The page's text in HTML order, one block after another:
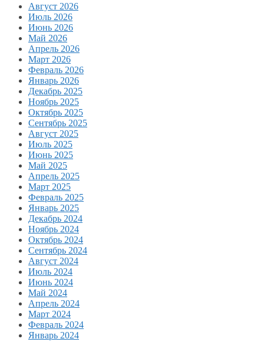
Август 2026
Июль 2026
Июнь 2026
Май 2026
Апрель 2026
Март 2026
Февраль 2026
Январь 2026
Декабрь 2025
Ноябрь 2025
Октябрь 2025
Сентябрь 2025
Август 2025
Июль 2025
Июнь 2025
Май 2025
Апрель 2025
Март 2025
Февраль 2025
Январь 2025
Декабрь 2024
Ноябрь 2024
Октябрь 2024
Сентябрь 2024
Август 2024
Июль 2024
Июнь 2024
Май 2024
Апрель 2024
Март 2024
Февраль 2024
Январь 2024